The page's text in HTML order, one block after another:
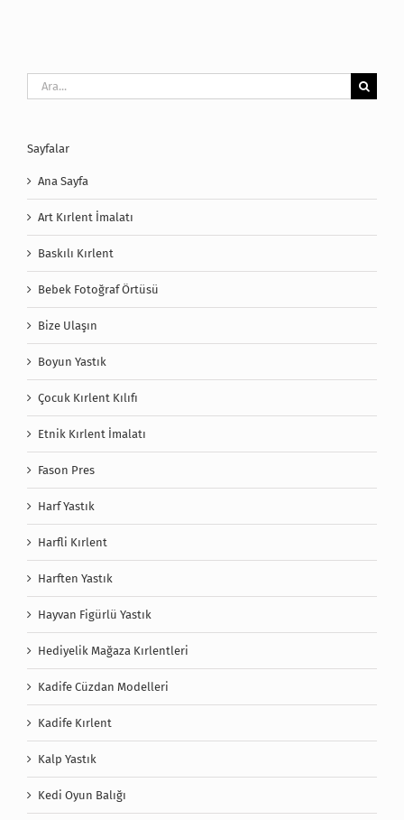
Ara:
Sayfalar
Ana Sayfa
Art Kırlent İmalatı
Baskılı Kırlent
Bebek Fotoğraf Örtüsü
Bize Ulaşın
Boyun Yastık
Çocuk Kırlent Kılıfı
Etnik Kırlent İmalatı
Fason Pres
Harf Yastık
Harfli Kırlent
Harften Yastık
Hayvan Figürlü Yastık
Hediyelik Mağaza Kırlentleri
Kadife Cüzdan Modelleri
Kadife Kırlent
Kalp Yastık
Kedi Oyun Balığı